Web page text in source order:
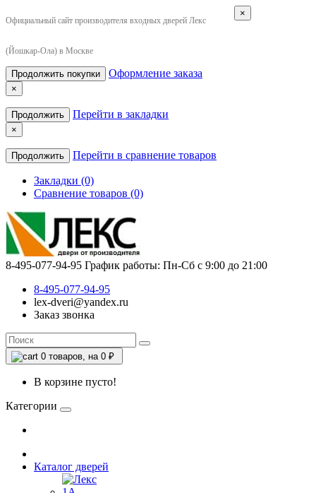
Официальный сайт производителя входных дверей Лекс
(Йошкар-Ола) в Москве
×
Продолжить покупки Оформление заказа
×
Продолжить Перейти в закладки
×
Продолжить Перейти в сравнение товаров
Закладки (0)
Сравнение товаров (0)
8-495-077-94-95 График работы: Пн-Сб с 9:00 до 21:00
8-495-077-94-95
lex-dveri@yandex.ru
Заказ звонка
0 товаров, на 0 ₽
В корзине пусто!
Категории
Каталог дверей